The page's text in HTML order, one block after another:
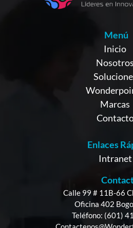
Menú
Inicio
Nosotros
Marcas
Enlaces
Intranet
Calle 99 # 11B-66
Oficina 402
Teléfono: (601)